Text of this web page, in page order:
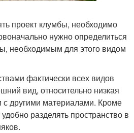
проект клумбы, необходимо
нужно определиться
необходимым для этого видом
фактически всех видов
вид, относительно низкая
с другими материалами. Кроме
разделять пространство в